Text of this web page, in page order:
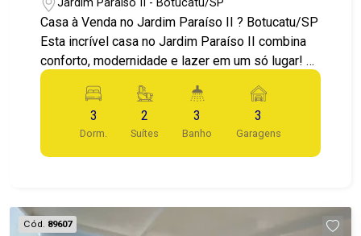
Jardim Paraiso II - Botucatu/SP
Casa à Venda no Jardim Paraíso II ? Botucatu/SP
Esta incrível casa no Jardim Paraíso II combina
conforto, modernidade e lazer em um só lugar! ?
Características do Imóvel: 3 dormitórios, sendo 1
visitas Cozinha moderna e integrada com a área
gourmet, proporcionando praticidade e convívio
Área gourmet completa, ideal para momentos
máximo o espaço externo Banheiros bem
3
Dorm.
2
Suítes
3
Banho
3
Garagens
Cód. 89607